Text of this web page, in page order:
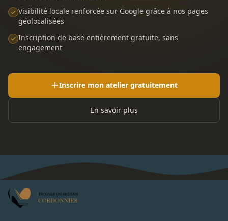
Visibilité locale renforcée sur Google grâce à nos pages
géolocalisées
Inscription de base entièrement gratuite, sans
engagement
Inscrire mon atelier gratuitement
En savoir plus